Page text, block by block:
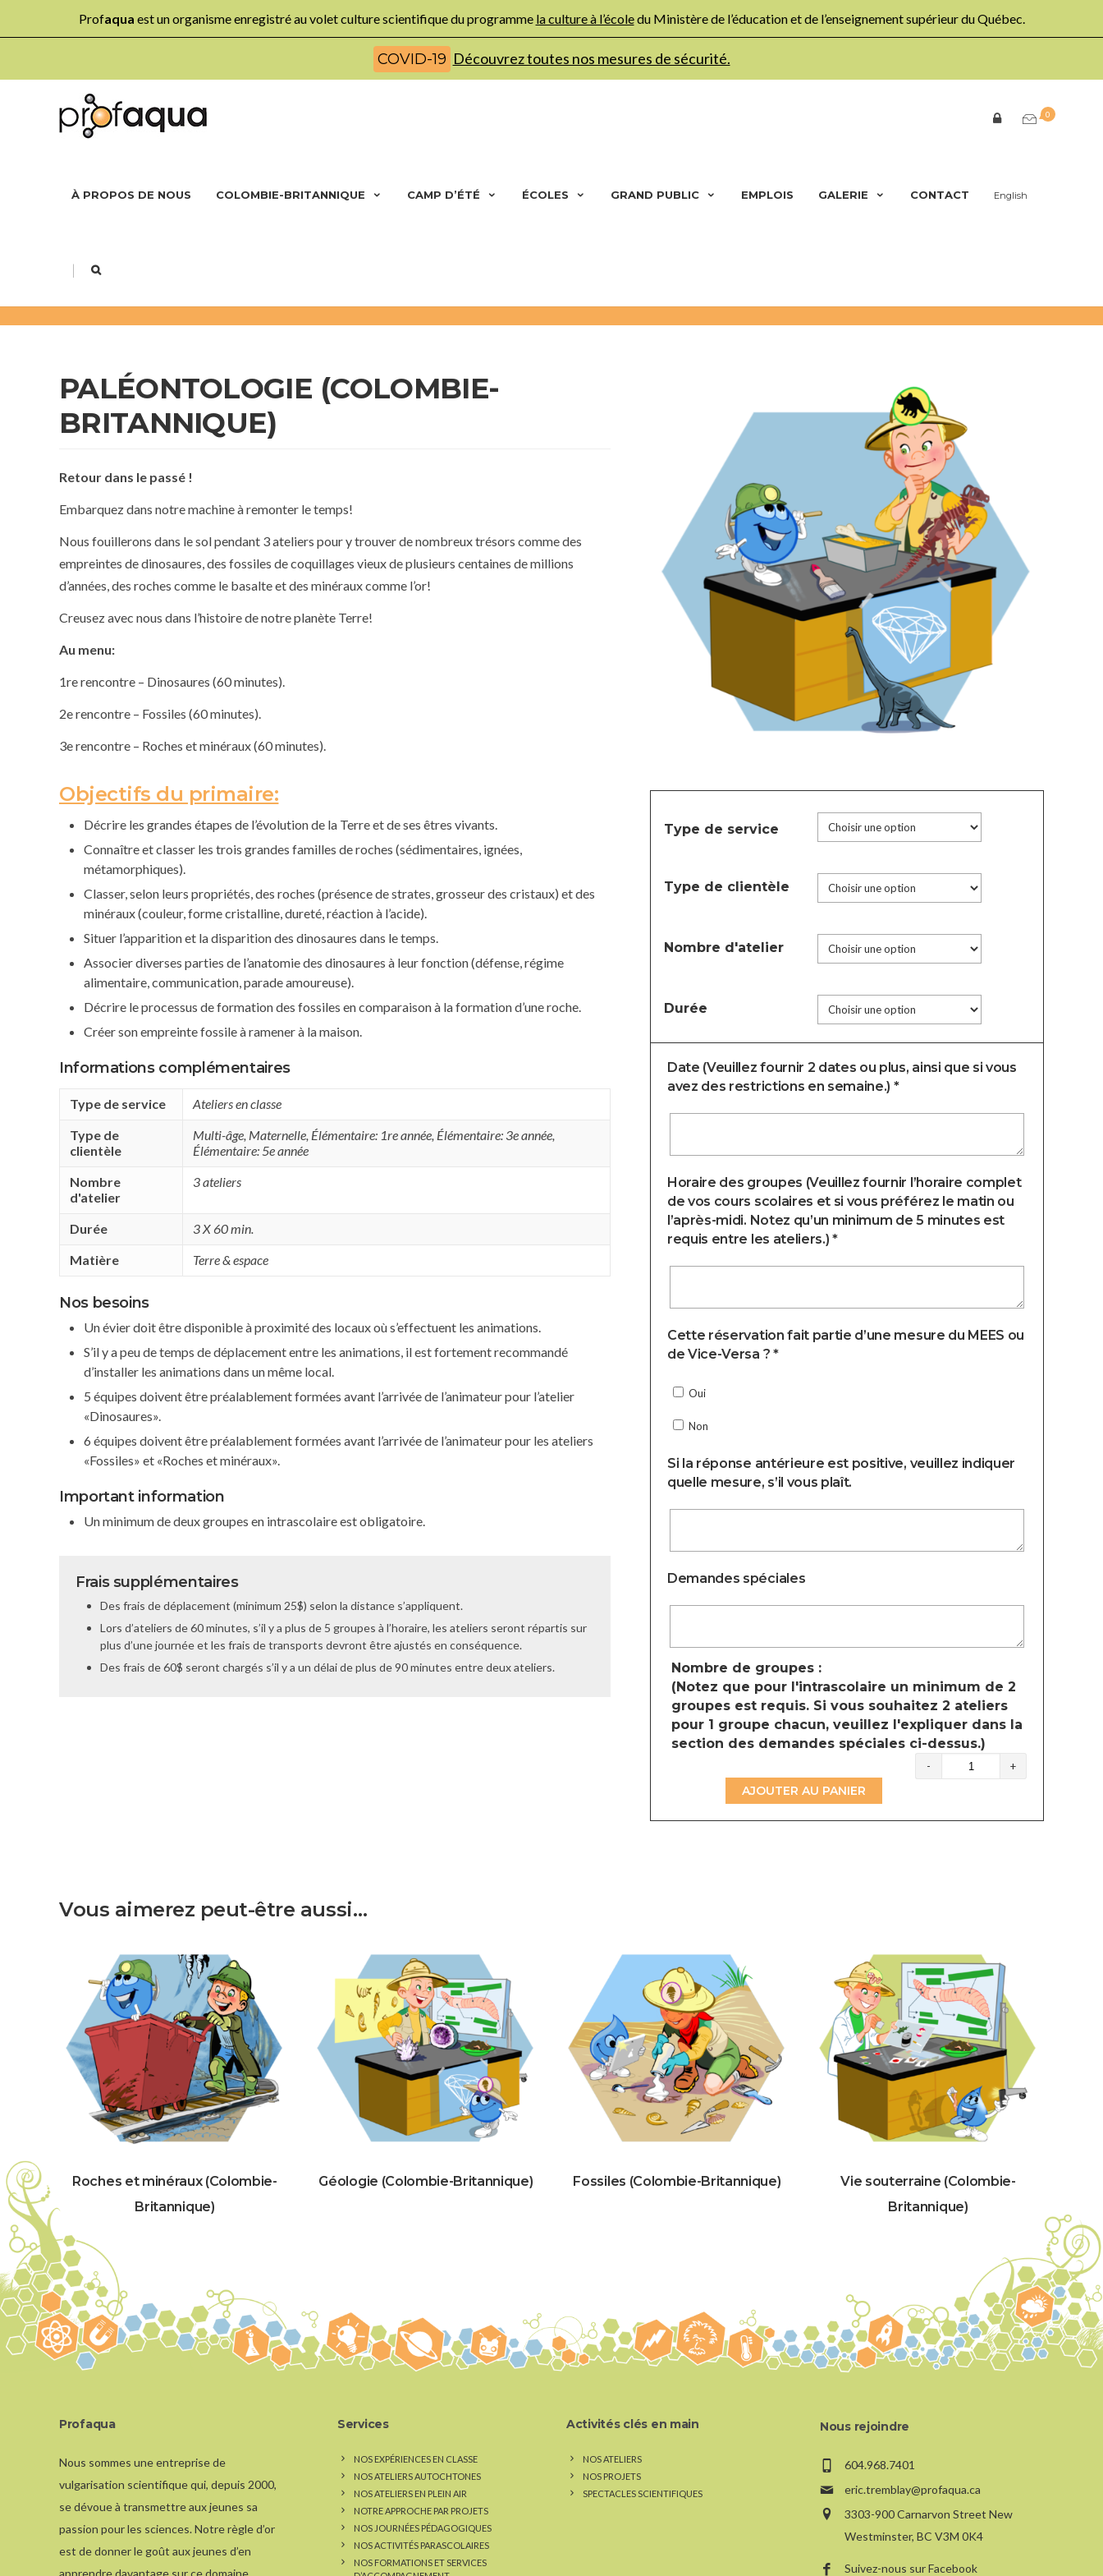
Profaqua est un organisme enregistré au volet culture scientifique du programme la culture à l’écoledu Ministère de l’éducation et de l’enseignement supérieur du Québec.
COVID-19 Découvrez toutes nos mesures de sécurité.
0
À PROPOS DE NOUS COLOMBIE-BRITANNIQUE CAMP D’ÉTÉ ÉCOLES GRAND PUBLIC EMPLOIS GALERIE CONTACT English
|
NOS PROJETS
PALÉONTOLOGIE (COLOMBIE-
BRITANNIQUE)
Retour dans le passé !
Embarquez dans notre machine à remonter le temps!
Nous fouillerons dans le sol pendant 3 ateliers pour y trouver de nombreux trésors comme des
empreintes de dinosaures, des fossiles de coquillages vieux de plusieurs centaines de millions
d’années, des roches comme le basalte et des minéraux comme l’or!
Creusez avec nous dans l’histoire de notre planète Terre!
Au menu:
1re rencontre – Dinosaures (60 minutes).
2e rencontre – Fossiles (60 minutes).
3e rencontre – Roches et minéraux (60 minutes).
Objectifs du primaire:
Décrire les grandes étapes de l’évolution de la Terre et de ses êtres vivants.
Connaître et classer les trois grandes familles de roches (sédimentaires, ignées,
métamorphiques).
Classer, selon leurs propriétés, des roches (présence de strates, grosseur des cristaux) et des
minéraux (couleur, forme cristalline, dureté, réaction à l’acide).
Situer l’apparition et la disparition des dinosaures dans le temps.
Associer diverses parties de l’anatomie des dinosaures à leur fonction (défense, régime
alimentaire, communication, parade amoureuse).
Décrire le processus de formation des fossiles en comparaison à la formation d’une roche.
Créer son empreinte fossile à ramener à la maison.
Informations complémentaires
Type de service
Ateliers en classe
Type de
clientèle
Multi-âge, Maternelle, Élémentaire: 1re année, Élémentaire: 3e année,
Élémentaire: 5e année
Nombre
d'atelier
3 ateliers
Durée
3 X 60 min.
Matière
Terre & espace
Nos besoins
Un évier doit être disponible à proximité des locaux où s’effectuent les animations.
S’il y a peu de temps de déplacement entre les animations, il est fortement recommandé
d’installer les animations dans un même local.
5 équipes doivent être préalablement formées avant l’arrivée de l’animateur pour l’atelier
«Dinosaures».
6 équipes doivent être préalablement formées avant l’arrivée de l’animateur pour les ateliers
«Fossiles» et «Roches et minéraux».
Important information
Un minimum de deux groupes en intrascolaire est obligatoire.
Frais supplémentaires
Des frais de déplacement (minimum 25$) selon la distance s’appliquent.
Lors d’ateliers de 60 minutes, s’il y a plus de 5 groupes à l’horaire, les ateliers seront répartis sur
plus d’une journée et les frais de transports devront être ajustés en conséquence.
Des frais de 60$ seront chargés s’il y a un délai de plus de 90 minutes entre deux ateliers.
Type de service
Type de clientèle
Nombre d'atelier
Durée
Date (Veuillez fournir 2 dates ou plus, ainsi que si vous
avez des restrictions en semaine.) *
Horaire des groupes (Veuillez fournir l’horaire complet
de vos cours scolaires et si vous préférez le matin ou
l’après-midi. Notez qu’un minimum de 5 minutes est
requis entre les ateliers.) *
Cette réservation fait partie d’une mesure du MEES ou
de Vice-Versa ? *
Oui
Non
Si la réponse antérieure est positive, veuillez indiquer
quelle mesure, s’il vous plaît.
Demandes spéciales
Nombre de groupes :
(Notez que pour l'intrascolaire un minimum de 2
groupes est requis. Si vous souhaitez 2 ateliers
pour 1 groupe chacun, veuillez l'expliquer dans la
section des demandes spéciales ci-dessus.)
quantité
de
(Colombie-
AJOUTER AU PANIER
Vous aimerez peut-être aussi…
Roches et minéraux (Colombie-
Britannique)
Géologie (Colombie-Britannique) Fossiles (Colombie-Britannique)
Vie souterraine (Colombie-
Britannique)
Profaqua
Nous sommes une entreprise de
vulgarisation scientifique qui, depuis 2000,
se dévoue à transmettre aux jeunes sa
passion pour les sciences. Notre règle d’or
est de donner le goût aux jeunes d’en
Services
NOS EXPÉRIENCES EN CLASSE
NOS ATELIERS AUTOCHTONES
NOS ATELIERS EN PLEIN AIR
NOTRE APPROCHE PAR PROJETS
NOS JOURNÉES PÉDAGOGIQUES
NOS ACTIVITÉS PARASCOLAIRES
NOS FORMATIONS ET SERVICES
Activités clés en main
NOS ATELIERS
NOS PROJETS
SPECTACLES SCIENTIFIQUES
Nous rejoindre
604.968.7401
eric.tremblay@profaqua.ca
3303-900 Carnarvon Street New
Westminster, BC V3M 0K4
Suivez-nous sur Facebook